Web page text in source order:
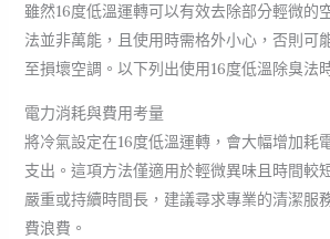
雖然16度低溫運轉可以有效去除部分輕微的
法並非萬能，且使用時需格外小心，否則可
至損壞空調。以下列出使用16度低溫除臭法
電力消耗與費用考量
將冷氣設定在16度低溫運轉，會大幅增加耗
支出。這項方法僅適用於輕微異味且時間較
嚴重或持續時間長，建議尋求專業的清潔服
費浪費。